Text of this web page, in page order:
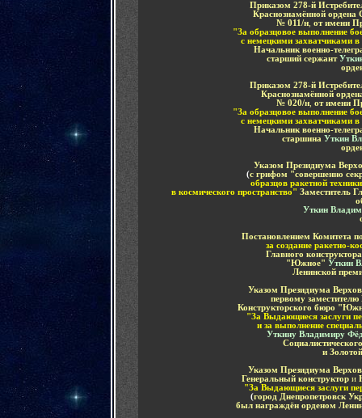
Приказом 278-й
Краснознамённой ордена
№ 011/н от имени
"За образцовое выполнение
с немецкими захватчиками
Начальник военно-
старший сержант
Приказом 278-й
Краснознамённой
№ 020/н, от имени
"За образцовое выполнение
с немецкими захватчиками
Начальник военно-
старшина Уткин
Указом Президиума
(с грифом "совершенно
образцов ракетной
в космического пространство" Заместитель
Уткин
Постановлением Комитета
за создание ракетно-
Главного конструктора
"Южное" Уткин
Ленинской
Указом Президиума
первому
Конструкторского бюро
"За Выдающиеся заслуги
и за выполнение
Уткину Владимиру
и
Указом Президиума
Генеральный конструктор и
"За Выдающиеся заслуги
(город Днепропетровск
был награждён орденом